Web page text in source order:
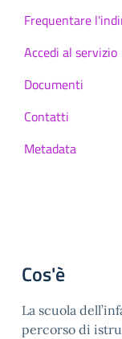
Frequentare
Accedi al servizio
Documenti
Contatti
Metadata
Cos'è
La scuola
percorso di